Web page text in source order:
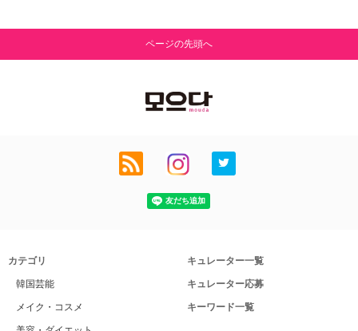
ページの先頭へ
カテゴリ
韓国芸能
メイク・コスメ
キュレーター一覧
キュレーター応募
キーワード一覧